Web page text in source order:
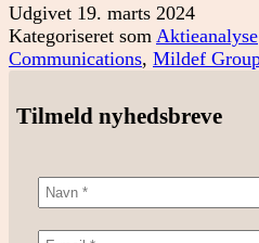
Udgivet 19. marts 2024
Kategoriseret som Aktieanalyse
Communications, Mildef
Tilmeld nyhedsbreve